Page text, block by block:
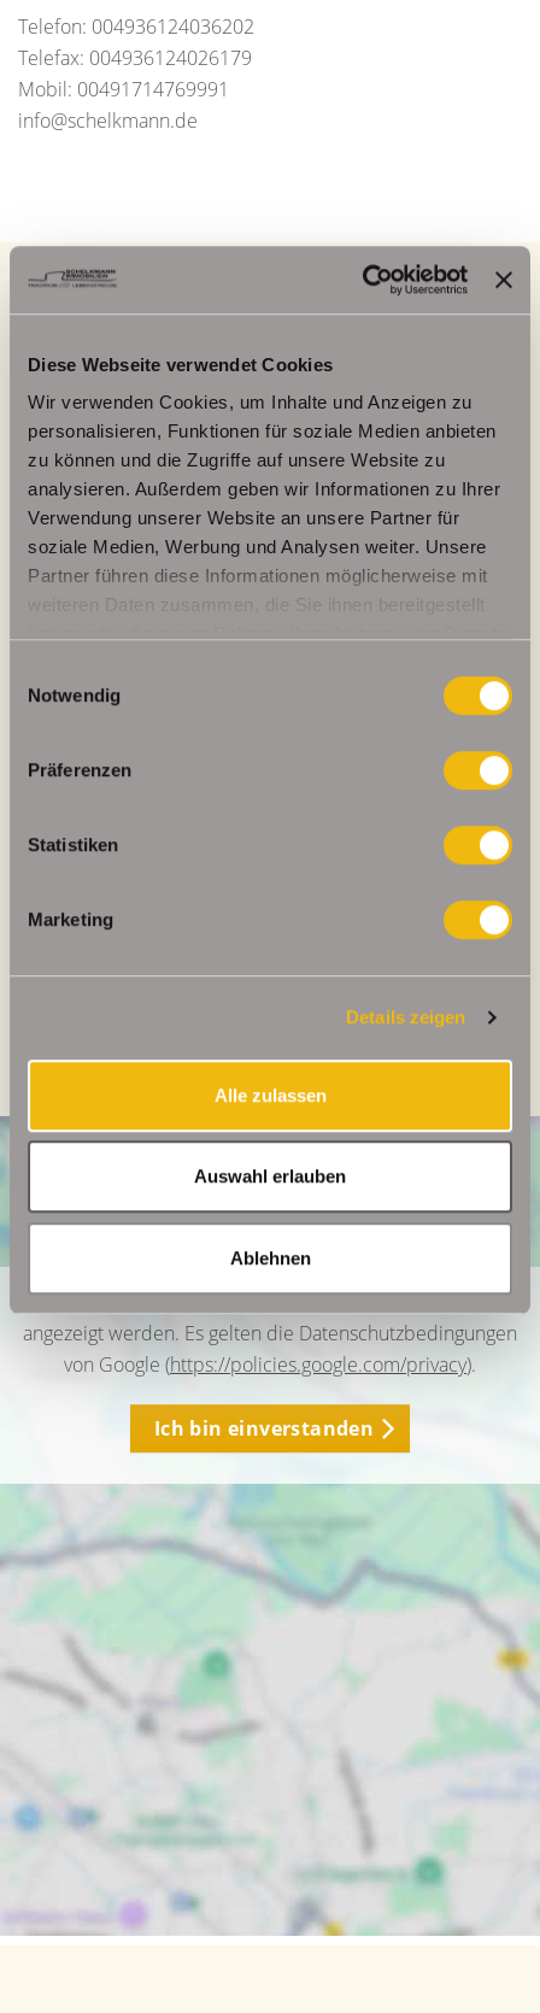
Diese Webseite verwendet Cookies
Wir verwenden Cookies, um Inhalte und Anzeigen zu
personalisieren, Funktionen für soziale Medien anbieten
zu können und die Zugriffe auf unsere Website zu
analysieren. Außerdem geben wir Informationen zu Ihrer
Verwendung unserer Website an unsere Partner für
soziale Medien, Werbung und Analysen weiter. Unsere
Partner führen diese Informationen möglicherweise mit
weiteren Daten zusammen, die Sie ihnen bereitgestellt
Notwendig
Präferenzen
Statistiken
Marketing
Details zeigen
Alle zulassen
Auswahl erlauben
Ablehnen
Telefon: 004936124036202
Telefax: 004936124026179
Mobil: 00491714769991
info@schelkmann.de
115,40 kWh / (m²*a)
Energieverbrauchskennwert
Wesentlicher Energieträger
Energieausweis Jahrgang
ab dem 1.5.2014
Energieausweis Werteklasse
Wohngebäude
Öl
Ich bin damit einverstanden, dass mir Karten von Google
angezeigt werden. Es gelten die Datenschutzbedingungen
von Google (https://policies.google.com/privacy).
Ich bin einverstanden